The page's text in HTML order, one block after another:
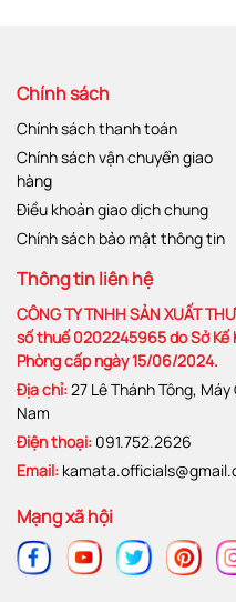
Chính sách
Chính sách thanh toán
Chính sách vận chuyển giao
hàng
Điều khoản giao dịch chung
Chính sách bảo mật thông tin
Thông tin liên hệ
CÔNG TY TNHH SẢN XUẤT
số thuế 0202245965 do Sở
Phòng cấp ngày 15/06/2024.
Địa chỉ:27 Lê Thánh Tông,
Nam
Điện thoại: 091.752.2626
Email:
Mạng xã hội